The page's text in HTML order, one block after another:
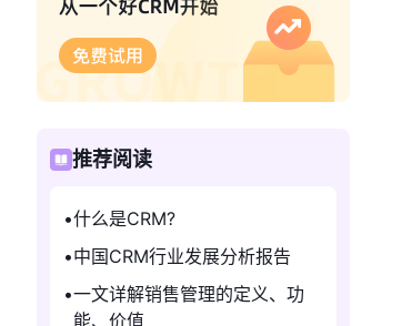
推荐阅读
什么是CRM?
中国CRM行业发展分析报告
一文详解销售管理的定义、功
能、价值